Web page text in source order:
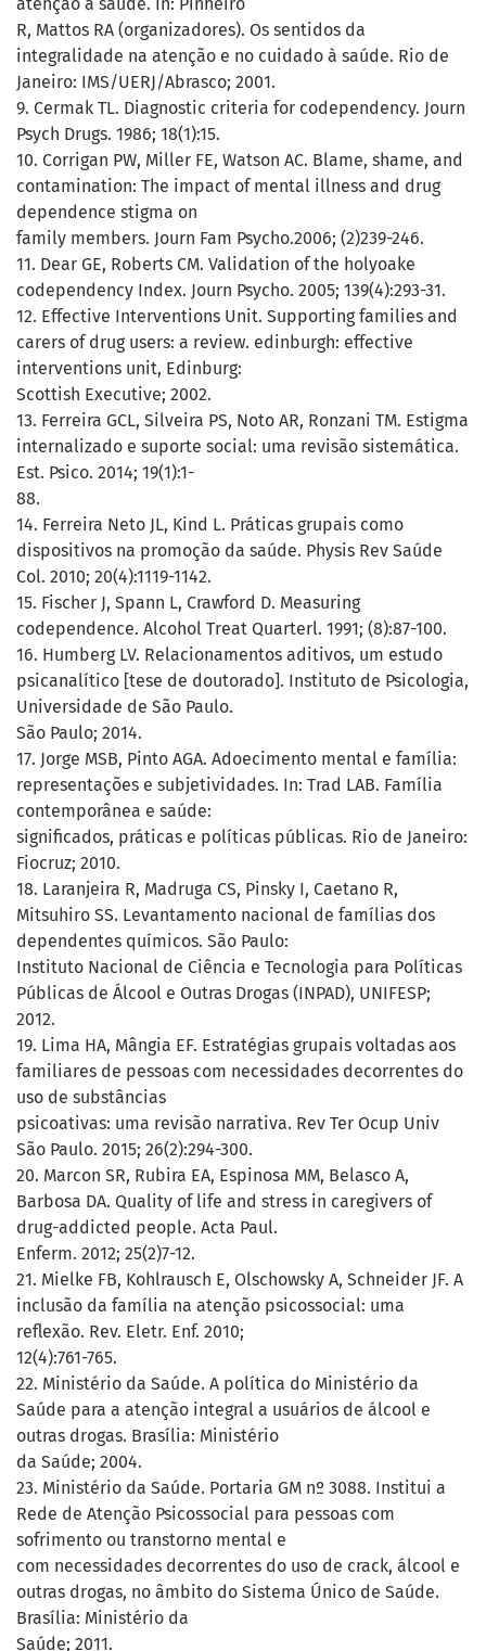
atenção à saúde. In: Pinheiro
R, Mattos RA (organizadores). Os sentidos da
integralidade na atenção e no cuidado à saúde. Rio de
Janeiro: IMS/UERJ/Abrasco; 2001.
9. Cermak TL. Diagnostic criteria for codependency. Journ
Psych Drugs. 1986; 18(1):15.
10. Corrigan PW, Miller FE, Watson AC. Blame, shame, and
contamination: The impact of mental illness and drug
dependence stigma on
family members. Journ Fam Psycho.2006; (2)239-246.
11. Dear GE, Roberts CM. Validation of the holyoake
codependency Index. Journ Psycho. 2005; 139(4):293-31.
12. Effective Interventions Unit. Supporting families and
carers of drug users: a review. edinburgh: effective
interventions unit, Edinburg:
Scottish Executive; 2002.
13. Ferreira GCL, Silveira PS, Noto AR, Ronzani TM. Estigma
internalizado e suporte social: uma revisão sistemática.
Est. Psico. 2014; 19(1):1-
88.
14. Ferreira Neto JL, Kind L. Práticas grupais como
dispositivos na promoção da saúde. Physis Rev Saúde
Col. 2010; 20(4):1119-1142.
15. Fischer J, Spann L, Crawford D. Measuring
codependence. Alcohol Treat Quarterl. 1991; (8):87-100.
16. Humberg LV. Relacionamentos aditivos, um estudo
psicanalítico [tese de doutorado]. Instituto de Psicologia,
Universidade de São Paulo.
São Paulo; 2014.
17. Jorge MSB, Pinto AGA. Adoecimento mental e família:
representações e subjetividades. In: Trad LAB. Família
contemporânea e saúde:
significados, práticas e políticas públicas. Rio de Janeiro:
Fiocruz; 2010.
18. Laranjeira R, Madruga CS, Pinsky I, Caetano R,
Mitsuhiro SS. Levantamento nacional de famílias dos
dependentes químicos. São Paulo:
Instituto Nacional de Ciência e Tecnologia para Políticas
Públicas de Álcool e Outras Drogas (INPAD), UNIFESP;
2012.
19. Lima HA, Mângia EF. Estratégias grupais voltadas aos
familiares de pessoas com necessidades decorrentes do
uso de substâncias
psicoativas: uma revisão narrativa. Rev Ter Ocup Univ
São Paulo. 2015; 26(2):294-300.
20. Marcon SR, Rubira EA, Espinosa MM, Belasco A,
Barbosa DA. Quality of life and stress in caregivers of
drug-addicted people. Acta Paul.
Enferm. 2012; 25(2)7-12.
21. Mielke FB, Kohlrausch E, Olschowsky A, Schneider JF. A
inclusão da família na atenção psicossocial: uma
reflexão. Rev. Eletr. Enf. 2010;
12(4):761-765.
22. Ministério da Saúde. A política do Ministério da
Saúde para a atenção integral a usuários de álcool e
outras drogas. Brasília: Ministério
da Saúde; 2004.
23. Ministério da Saúde. Portaria GM nº 3088. Institui a
Rede de Atenção Psicossocial para pessoas com
sofrimento ou transtorno mental e
com necessidades decorrentes do uso de crack, álcool e
outras drogas, no âmbito do Sistema Único de Saúde.
Brasília: Ministério da
Saúde; 2011.